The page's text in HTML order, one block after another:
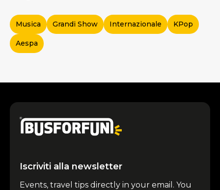
Musica Grandi Show Internazionale KPop
Aespa
Iscriviti alla newsletter
Events, travel tips directly in your email. You